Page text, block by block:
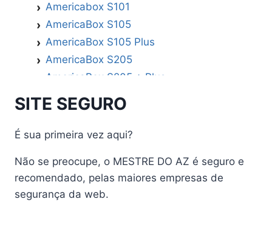
Americabox S101
AmericaBox S105
AmericaBox S105 Plus
AmericaBox S205
AmericaBox S205 + Plus
AmericaBox S305 GX
AmericaBox S305 Plus
AmericaBox S705
Athomics
Athomics Active Express Primeira
Athomics Eon UHD
SITE SEGURO
É sua primeira vez aqui?
Não se preocupe, o MESTRE DO AZ é seguro e
recomendado, pelas maiores empresas de
segurança da web.